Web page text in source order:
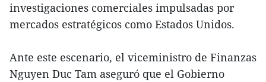
investigaciones comerciales impulsadas por
mercados estratégicos como Estados Unidos.
Ante este escenario, el viceministro de Finanzas
Nguyen Duc Tam aseguró que el Gobierno